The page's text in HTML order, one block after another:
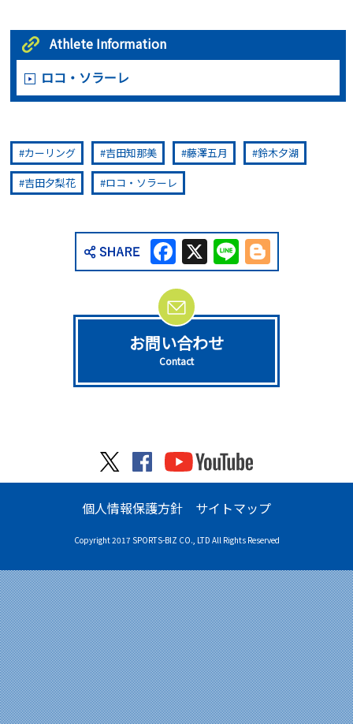
Athlete Information
ロコ・ソラーレ
カーリング 吉田知那美 藤澤五月
鈴木夕湖
吉田夕梨花
ロコ・ソラーレ
Facebook
X Line
お問い合わせ
Contact
個人情報保護方針 サイトマップ
Copyright 2017 SPORTS-BIZ CO., LTD All Rights Reserved